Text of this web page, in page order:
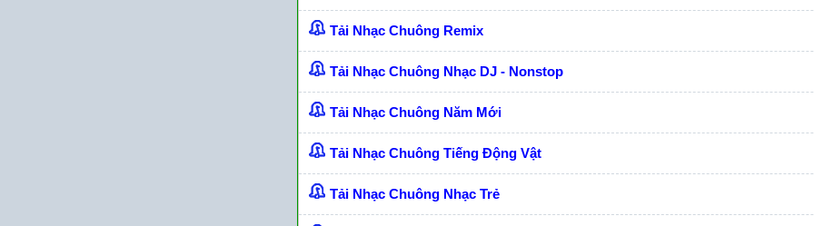
Tải Nhạc Chuông Remix
Tải Nhạc Chuông Nhạc DJ - Nonstop
Tải Nhạc Chuông Năm Mới
Tải Nhạc Chuông Tiếng Động Vật
Tải Nhạc Chuông Nhạc Trẻ